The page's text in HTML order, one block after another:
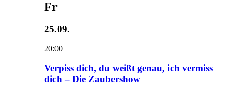
Fr
25.09.
20:00
Verpiss dich, du weißt genau, ich vermiss
dich – Die Zaubershow